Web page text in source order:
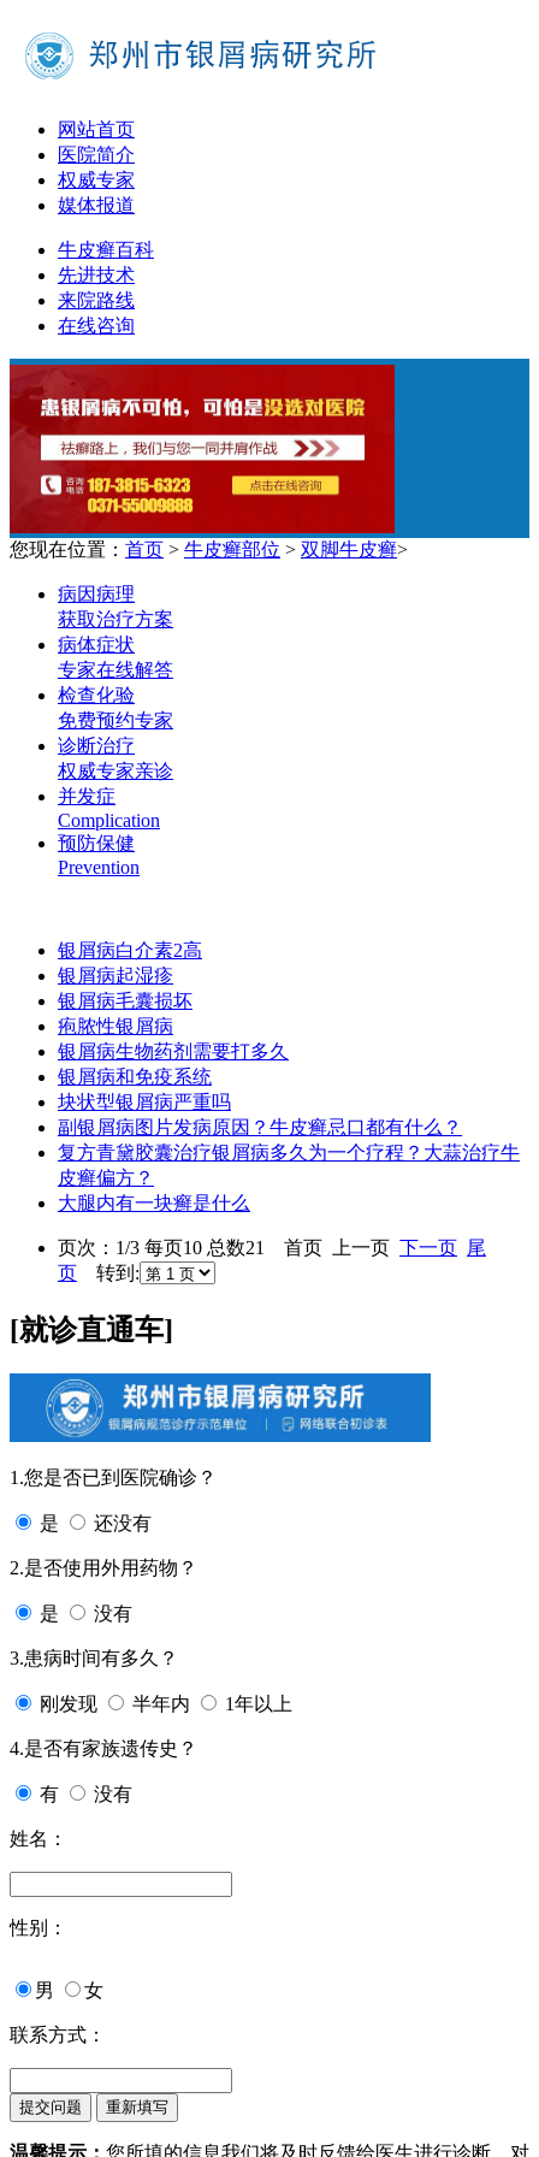
网站首页
医院简介
权威专家
媒体报道
牛皮癣百科
先进技术
来院路线
在线咨询
您现在位置： 首页 > 牛皮癣部位 > 双脚牛皮癣>
病因病理
获取治疗方案
病体症状
专家在线解答
检查化验
免费预约专家
诊断治疗
权威专家亲诊
并发症
Complication
预防保健
Prevention
银屑病白介素2高
银屑病起湿疹
银屑病毛囊损坏
疱脓性银屑病
银屑病生物药剂需要打多久
银屑病和免疫系统
块状型银屑病严重吗
副银屑病图片发病原因？牛皮癣忌口都有什么？
复方青黛胶囊治疗银屑病多久为一个疗程？大蒜治疗牛
皮癣偏方？
大腿内有一块癣是什么
页次：1/3 每页10 总数21 首页 上一页 下一页 尾
页 转到:
[就诊直通车]
1.您是否已到医院确诊？
是 还没有
2.是否使用外用药物？
是 没有
3.患病时间有多久？
刚发现 半年内 1年以上
4.是否有家族遗传史？
有 没有
姓名：
性别：
男 女
联系方式：
温馨提示： 您所填的信息我们将及时反馈给医生进行诊断，对